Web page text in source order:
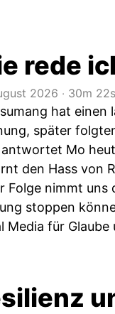
rede
2026 ‧ 30m 22s
hat einen
später
antwortet Mo
den Hass von
Folge nimmt
stoppen
Media für